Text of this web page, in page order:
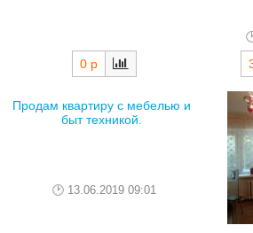
0 р
Продам квартиру с мебелью и
быт техникой.
13.06.2019 09:01